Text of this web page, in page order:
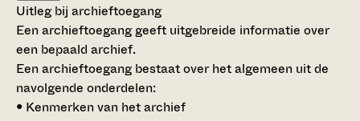
Uitleg bij archieftoegang
Een archieftoegang geeft uitgebreide informatie over
een bepaald archief.
Een archieftoegang bestaat over het algemeen uit de
navolgende onderdelen:
• Kenmerken van het archief